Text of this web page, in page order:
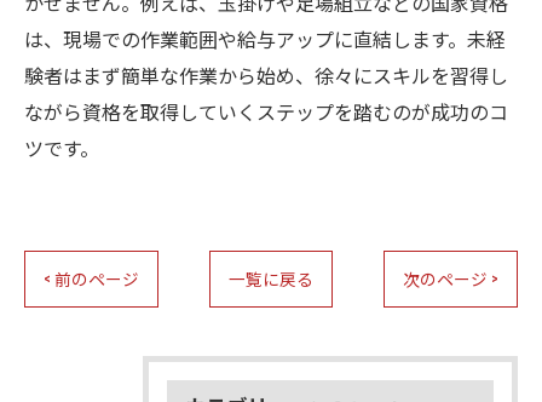
は、現場での作業範囲や給与アップに直結します。未経
験者はまず簡単な作業から始め、徐々にスキルを習得し
ながら資格を取得していくステップを踏むのが成功のコ
ツです。
< 前のページ 一覧に戻る 次のページ >